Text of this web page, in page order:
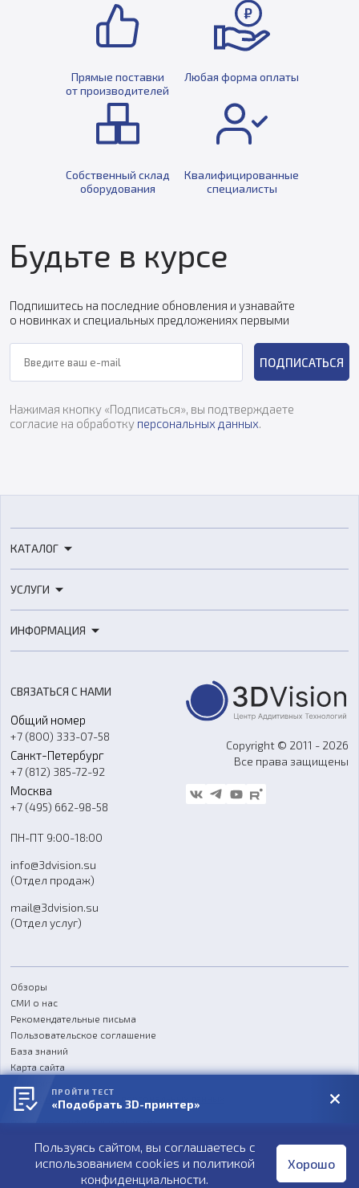
Прямые поставки
от производителей
Любая форма оплаты
Собственный склад
оборудования
Квалифицированные
специалисты
Будьте в курсе
Подпишитесь на последние обновления и узнавайте
о новинках и специальных предложениях первыми
ПОДПИСАТЬСЯ
Нажимая кнопку «Подписаться», вы подтверждаете
согласие на обработку персональных данных
КАТАЛОГ
3D-сканеры
Расходные материалы
Оборудование и материалы для вакуумного литья
Аксессуары и прочее оборудование
Программное обеспечение
УСЛУГИ
3D-моделирование
Ремонт и услуги
ИНФОРМАЦИЯ
О компании
Контакты
Гос. закупки
Стать дилером
Блог
FAQ
СВЯЗАТЬСЯ С НАМИ
Общий номер
+7 (800) 333-07-58
Санкт-Петербург
+7 (812) 385-72-92
Москва
+7 (495) 662-98-58
ПН-ПТ 9:00-18:00
info@3dvision.su
(Отдел продаж)
mail@3dvision.su
(Отдел услуг)
Copyright © 2011 - 2026
Все права защищены
Обзоры
СМИ о нас
Рекомендательные письма
Пользовательское соглашение
База знаний
Карта сайта
Согласие на обработку персональных данных
Публичная оферта
Пользуясь сайтом, вы соглашаетесь с
использованием cookies и политикой
конфиденциальности.
Хорошо
ПРОЙТИ ТЕСТ
«Подобрать 3D-принтер»